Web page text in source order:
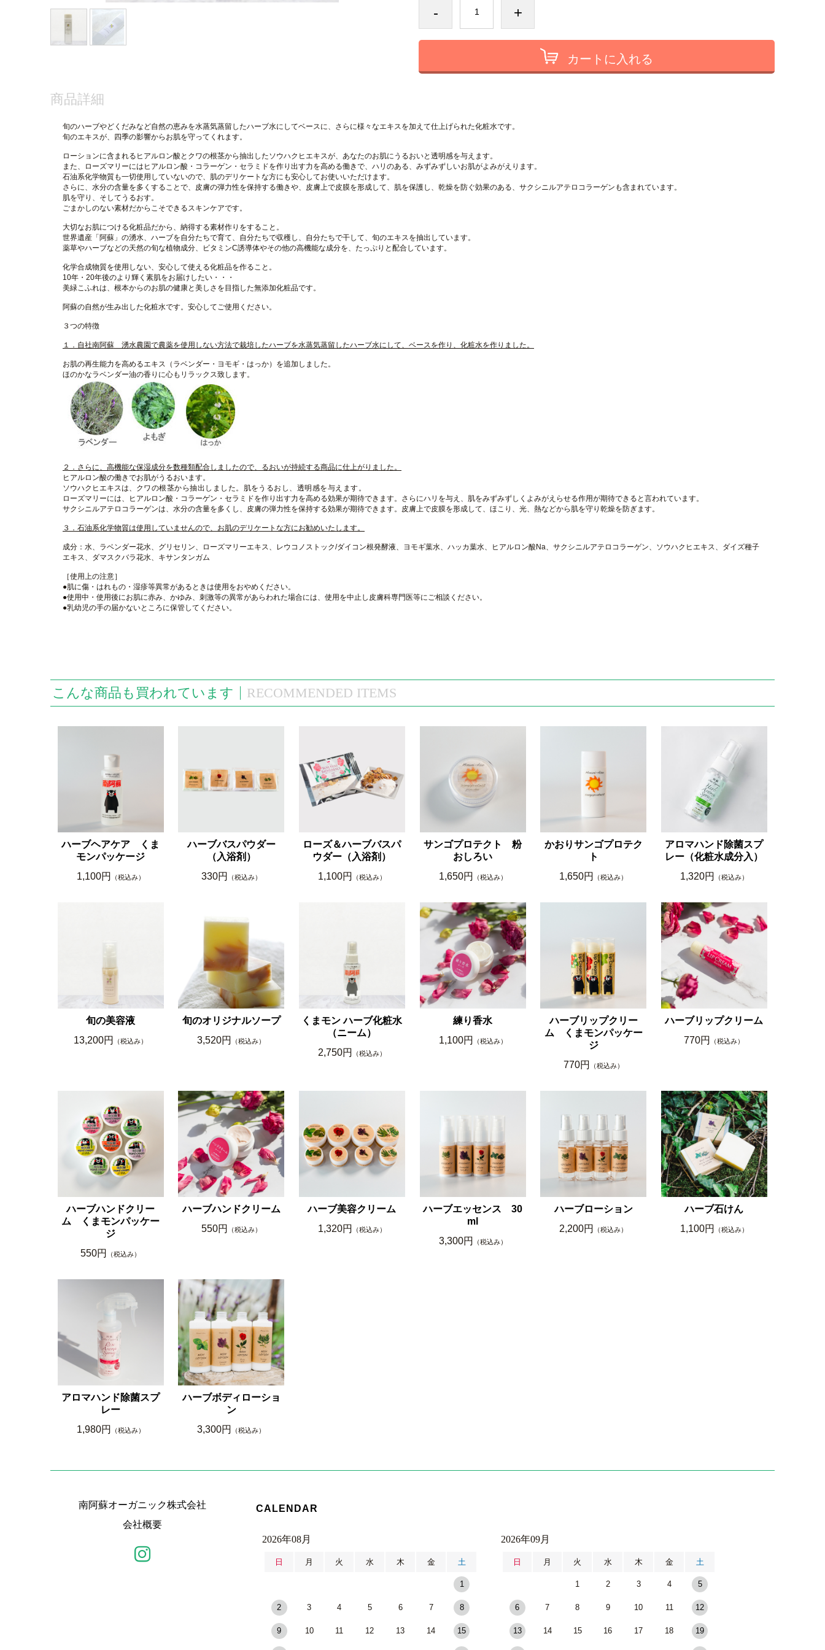
- +
カートに入れる
商品詳細
旬のハーブやどくだみなど自然の恵みを水蒸気蒸留したハーブ水にしてベースに、さらに様々なエキスを加えて仕上げられた化粧水です。
旬のエキスが、四季の影響からお肌を守ってくれます。
ローションに含まれるヒアルロン酸とクワの根茎から抽出したソウハクヒエキスが、あなたのお肌にうるおいと透明感を与えます。
また、ローズマリーにはヒアルロン酸・コラーゲン・セラミドを作り出す力を高める働きで、ハリのある、みずみずしいお肌がよみがえります。
石油系化学物質も一切使用していないので、肌のデリケートな方にも安心してお使いいただけます。
さらに、水分の含量を多くすることで、皮膚の弾力性を保持する働きや、皮膚上で皮膜を形成して、肌を保護し、乾燥を防ぐ効果のある、サクシニルアテロコラーゲンも含まれています。
肌を守り、そしてうるおす。
ごまかしのない素材だからこそできるスキンケアです。
大切なお肌につける化粧品だから、 納得する素材作りをすること。
世界遺産「阿蘇」の湧水、 ハーブを自分たちで育て、自分たちで収穫し、自分たちで干して、 旬のエキスを抽出しています。
薬草やハーブなどの天然の旬な植物成分、ビタミンC誘導体やその他の高機能な成分を、たっぷりと配合しています。
化学合成物質を使用しない、安心して使える化粧品を作ること。
10年・ 20年後のより輝く素肌をお届けしたい・・・
美緑こふれは、根本からのお肌の健康と美しさを目指した無添加化粧品です。
阿蘇の自然が生み出した化粧水です。安心してご使用ください。
３つの特徴
１． 自社南阿蘇 湧水農園で農薬を使用しない方法で栽培したハーブを水蒸気蒸留したハーブ水にして、ベースを作り、化粧水を作りました。
お肌の再生能力を高めるエキス（ラベンダー・ヨモギ・はっか）を追加しました。
ほのかなラベンダー油の香りに心もリラックス致します。
２．さらに、高機能な保湿成分を数種類配合しましたので、るおいが持続する商品に仕上がりました。
ヒアルロン酸の働きでお肌がうるおいます。
ソウハクヒエキスは、 クワの根茎から抽出しました。肌をうるおし、透明感を与えます。
ローズマリーには、ヒアルロン酸・コラーゲン・セラミドを作り出す力を高める効果が期待できます。さらにハリを与え、肌をみずみずしくよみがえらせる作用が期待できると言われています。
サクシニルアテロコラーゲンは、水分の含量を多くし、皮膚の弾力性を保持する効果が期待できます。皮膚上で皮膜を形成して、ほこり、光、熱などから肌を守り乾燥を防ぎます。
３．石油系化学物質は使用していませんので、お肌のデリケートな方にお勧めいたします。
成分：水、ラベンダー花水、グリセリン、ローズマリーエキス、レウコノストック/ダイコン根発酵液、ヨモギ葉水、ハッカ葉水、ヒアルロン酸Na、サクシニルアテロコラーゲン、ソウハクヒエキス、ダイズ種子
エキス、ダマスクバラ花水、キサンタンガム
［使用上の注意］
●肌に傷・はれもの・湿疹等異常があるときは使用をおやめください。
●使用中・使用後にお肌に赤み、かゆみ、刺激等の異常があらわれた場合には、使用を中止し皮膚科専門医等にご相談ください。
●乳幼児の手の届かないところに保管してください。
RECOMMENDED ITEMS
こんな商品も買われています
ハーブヘアケア くま
モンパッケージ
1,100円
（税込み）
ハーブバスパウダー
（入浴剤）
330円
（税込み）
ローズ＆ハーブバスパ
ウダー（入浴剤）
1,100円
（税込み）
サンゴプロテクト 粉
おしろい
1,650円
（税込み）
かおりサンゴプロテク
ト
1,650円
（税込み）
アロマハンド除菌スプ
レー（化粧水成分入）
1,320円
（税込み）
旬の美容液
13,200円
（税込み）
旬のオリジナルソープ
3,520円
（税込み）
くまモン ハーブ化粧水
（ニーム）
2,750円
（税込み）
練り香水
1,100円
（税込み）
ハーブリップクリー
ム くまモンパッケー
ジ
770円
（税込み）
ハーブリップクリーム
770円
（税込み）
ハーブハンドクリー
ム くまモンパッケー
ジ
550円
（税込み）
ハーブハンドクリーム
550円
（税込み）
ハーブ美容クリーム
1,320円
（税込み）
ハーブエッセンス 30
ml
3,300円
（税込み）
ハーブローション
2,200円
（税込み）
ハーブ石けん
1,100円
（税込み）
アロマハンド除菌スプ
レー
1,980円
（税込み）
ハーブボディローショ
ン
3,300円
（税込み）
南阿蘇オーガニック株式会社
会社概要
CALENDAR
2026年08月
日 月 火 水 木 金 土
1
2 3 4 5 6 7 8
9 10 11 12 13 14 15
2026年09月
日 月 火 水 木 金 土
1 2 3 4 5
6 7 8 9 10 11 12
13 14 15 16 17 18 19